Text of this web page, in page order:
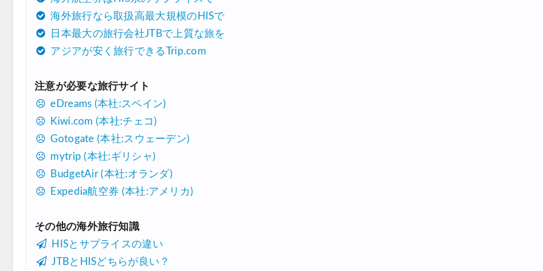
07/30 Trip.com) 航空券 1,500円OFFクーポン
07/27 Trip.com) NY/ロンドン/タイ ホテル 10%OFFクーポン
07/25 楽天トラベル) 海外ツアー 最大30,000円OFFクーポン
07/25 Trip.com) 海外航空券(アジア) 6,900円~
07/24 HIS) 海外航空券 3,000円OFFクーポン
07/24 HIS) アイスランドツアー 最大30,000円OFFクーポン
07/23 Trip.com) 海外航空券 最大2,500円OFFクーポン
07/22 JTB) 海外ツアー(20代) 最大28,000円OFFクーポン
07/22 JTB) 海外ツアー(10代) 最大28,000円OFFクーポン
海外旅行なら取扱高最大規模のHISで
日本最大の旅行会社JTBで上質な旅を
アジアが安く旅行できるTrip.com
注意が必要な旅行サイト
eDreams (本社:スペイン)
Kiwi.com (本社:チェコ)
Gotogate (本社:スウェーデン)
mytrip (本社:ギリシャ)
BudgetAir (本社:オランダ)
Expedia航空券 (本社:アメリカ)
その他の海外旅行知識
HISとサプライスの違い
JTBとHISどちらが良い？